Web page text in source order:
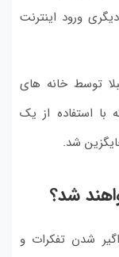
ورود اینترنت
توسط خانه های
استفاده از یک
شد.
شد؟
شدن تفکرات و